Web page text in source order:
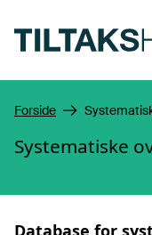
Forside
Systematiske
Database for